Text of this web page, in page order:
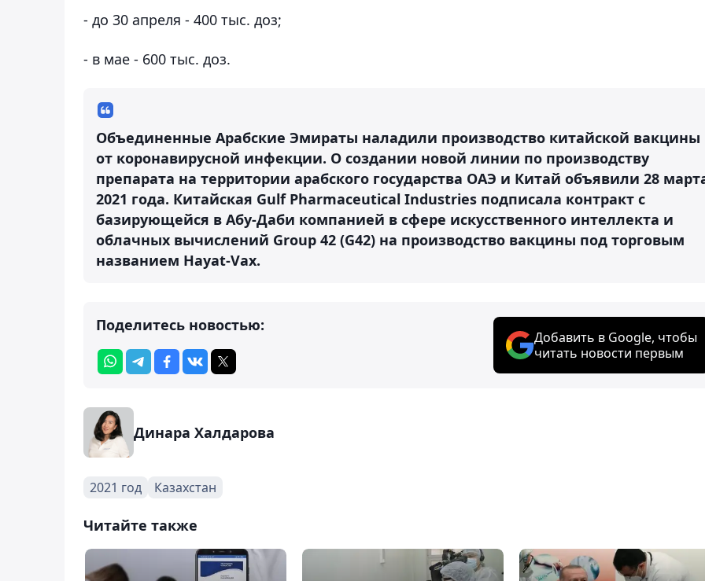
- до 30 апреля - 400 тыс. доз;
- в мае - 600 тыс. доз.
Объединенные Арабские Эмираты наладили производство китайской вакцины
от коронавирусной инфекции. О создании новой линии по производству
препарата на территории арабского государства ОАЭ и Китай объявили 28
2021 года. Китайская Gulf Pharmaceutical Industries подписала контракт с
базирующейся в Абу-Даби компанией в сфере искусственного интеллекта и
облачных вычислений Group 42 (G42) на производство вакцины под торговым
названием Hayat-Vax.
Поделитесь новостью:
Добавить в Google, чтобы
читать новости первым
Динара Халдарова
2021 год Казахстан
Читайте также